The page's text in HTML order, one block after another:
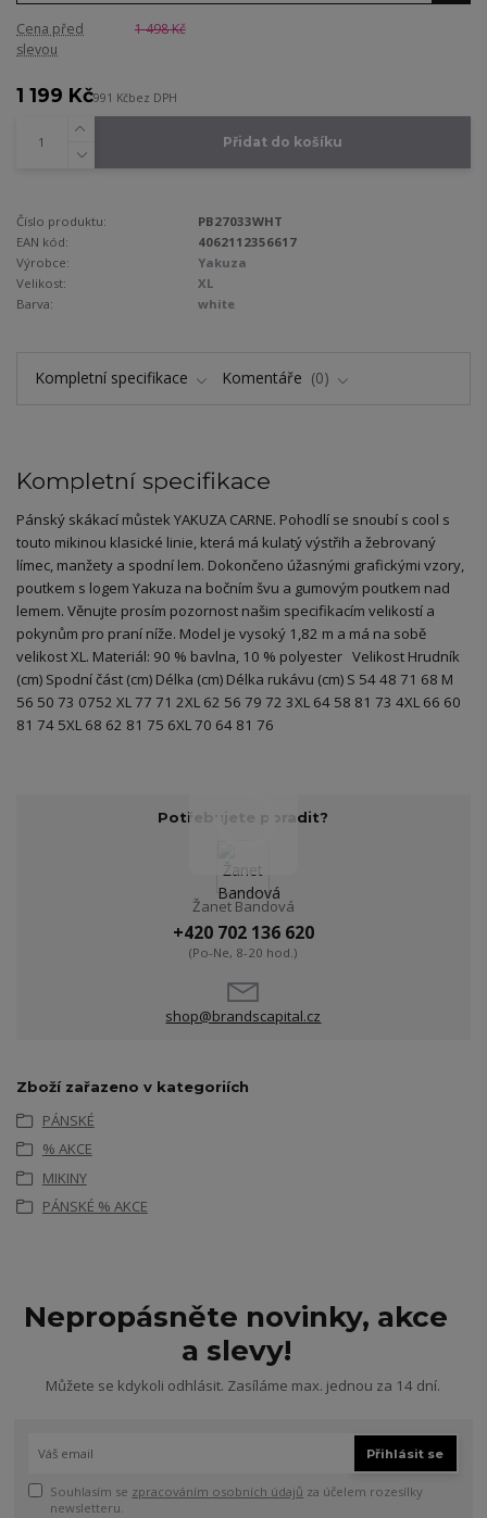
Cena před
slevou
1 498 Kč
1 199 Kč991 Kčbez DPH
Přidat do košíku
Číslo produktu:
PB27033WHT
EAN kód:
4062112356617
Výrobce:
Yakuza
Velikost:
XL
Barva:
white
Kompletní specifikace Komentáře 0
Kompletní specifikace
Pánský skákací můstek YAKUZA CARNE. Pohodlí se snoubí s cool s
touto mikinou klasické linie, která má kulatý výstřih a žebrovaný
límec, manžety a spodní lem. Dokončeno úžasnými grafickými vzory,
poutkem s logem Yakuza na bočním švu a gumovým poutkem nad
lemem. Věnujte prosím pozornost našim specifikacím velikostí a
pokynům pro praní níže. Model je vysoký 1,82 m a má na sobě
velikost XL. Materiál: 90 % bavlna, 10 % polyester Velikost Hrudník
(cm) Spodní část (cm) Délka (cm) Délka rukávu (cm) S 54 48 71 68 M
56 50 73 0752 XL 77 71 2XL 62 56 79 72 3XL 64 58 81 73 4XL 66 60
81 74 5XL 68 62 81 75 6XL 70 64 81 76
Potřebujete poradit?
Žanet Bandová
+420 702 136 620
(Po-Ne, 8-20 hod.)
shop@brandscapital.cz
Zboží zařazeno v kategoriích
PÁNSKÉ
% AKCE
MIKINY
PÁNSKÉ % AKCE
Nepropásněte novinky, akce
a slevy!
Můžete se kdykoli odhlásit. Zasíláme max. jednou za 14 dní.
Přihlásit se
Souhlasím se zpracováním osobních údajů za účelem rozesílky
newsletteru.